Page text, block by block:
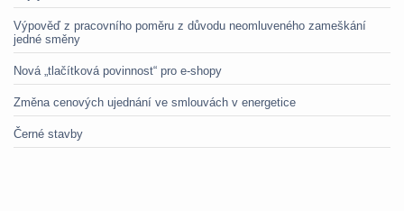
Výpověď z pracovního poměru z důvodu neomluveného zameškání
jedné směny
Nová „tlačítková povinnost“ pro e-shopy
Změna cenových ujednání ve smlouvách v energetice
Černé stavby